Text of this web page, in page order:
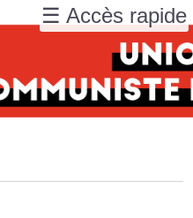
☰ Accès rapide